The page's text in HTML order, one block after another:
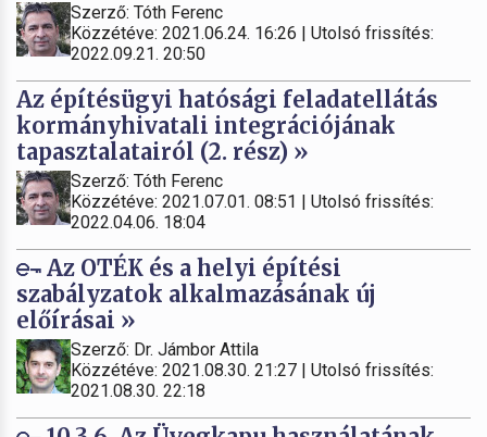
Szerző: Tóth Ferenc
Közzétéve: 2021.06.24. 16:26 | Utolsó frissítés:
2022.09.21. 20:50
Az építésügyi hatósági feladatellátás
kormányhivatali integrációjának
tapasztalatairól (2. rész) »
Szerző: Tóth Ferenc
Közzétéve: 2021.07.01. 08:51 | Utolsó frissítés:
2022.04.06. 18:04
Az OTÉK és a helyi építési
szabályzatok alkalmazásának új
előírásai »
Szerző: Dr. Jámbor Attila
Közzétéve: 2021.08.30. 21:27 | Utolsó frissítés:
2021.08.30. 22:18